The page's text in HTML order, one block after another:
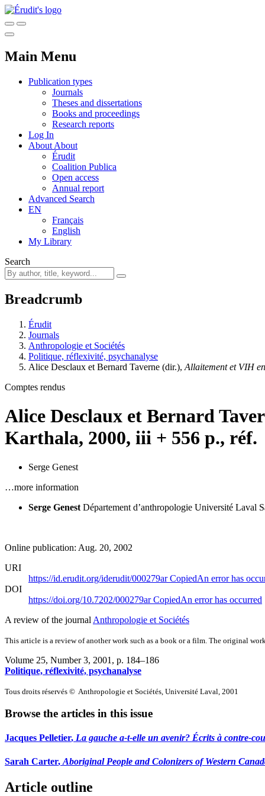
Main Menu
Publication types
Journals
Theses and dissertations
Books and proceedings
Research reports
Log In
About About
Érudit
Coalition Publica
Open access
Annual report
Advanced Search
EN
Français
English
My Library
Search
Breadcrumb
Érudit
Journals
Anthropologie et Sociétés
Politique, réflexivité, psychanalyse
Alice Desclaux et Bernard Taverne (dir.), Allaitement et VIH
Comptes rendus
Alice Desclaux et Bernard
Karthala, 2000, iii + 556 p., réf.
Serge Genest
…more information
Serge Genest Département d’anthropologie Université Laval
Online publication: Aug. 20, 2002
URI
https://id.erudit.org/iderudit/000279arCopiedAn error has
DOI
https://doi.org/10.7202/000279arCopiedAn error has occurred
A review of the journal Anthropologie et Sociétés
This article is a review of another work such as a book or a film. The original
Volume 25, Number 3, 2001 , p. 184–186
Politique, réflexivité, psychanalyse
Tous droits réservés © Anthropologie et Sociétés, Université Laval, 2001
Browse the articles in this issue
Jacques Pelletier, La gauche a-t-elle un avenir? Écrits à contre-
Sarah Carter, Aboriginal People and Colonizers of Western
Article outline